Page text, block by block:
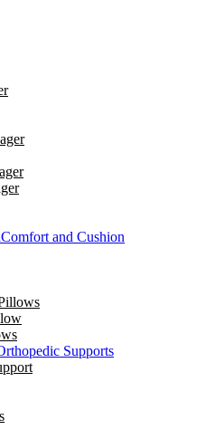
Comfort and Cushion
Supports